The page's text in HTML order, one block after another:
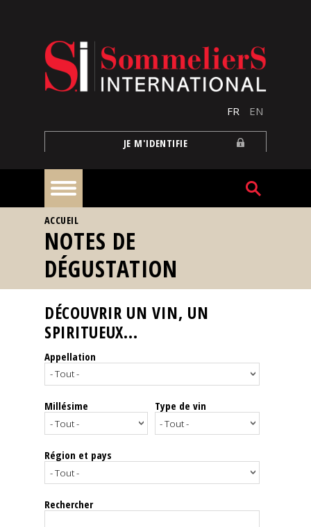
FR EN
JE M'IDENTIFIE
À
la
une
Reportages
Nos
Spiritueux
Notes
dégustation
VOUS ÊTES ICI
ACCUEIL
NOTES DE
DÉGUSTATION
DÉCOUVRIR UN VIN, UN
SPIRITUEUX...
Appellation
Millésime Type de vin
Région et pays
Rechercher